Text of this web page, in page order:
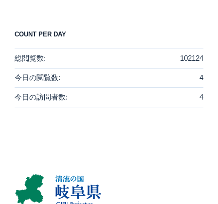
COUNT PER DAY
102124
総閲覧数:
4
今日の閲覧数:
4
今日の訪問者数: